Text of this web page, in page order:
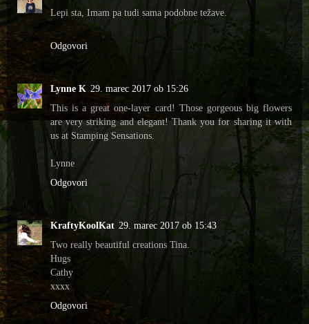
Lepi sta, Imam pa tudi sama podobne težave.
Odgovori
Lynne K 29. marec 2017 ob 15:26
This is a great one-layer card! Those gorgeous big flowers
are very striking and elegant! Thank you for sharing it with
us at Stamping Sensations.
Lynne
Odgovori
KraftyKoolKat 29. marec 2017 ob 15:43
Two really beautiful creations Tina.
Hugs
Cathy
xxxx
Odgovori